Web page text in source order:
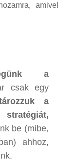
amivel
a
csak egy
a
be (mibe,
ahhoz,